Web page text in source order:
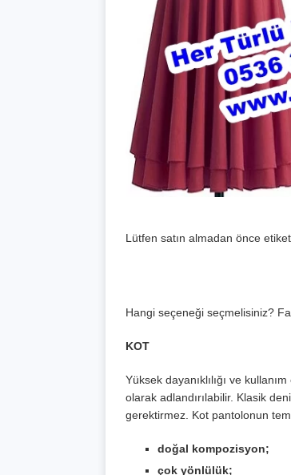
Lütfen satın almadan önce
Hangi seçeneği seçmelisiniz?
KOT
Yüksek dayanıklılığı ve
olarak adlandırılabilir. Klasik
gerektirmez. Kot pantolonun
doğal kompozisyon;
çok yönlülük;